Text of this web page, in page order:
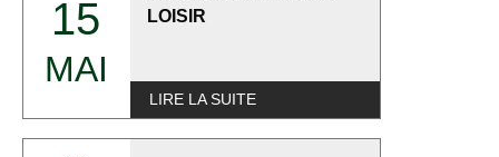
15
MAI
LOISIR
LIRE LA SUITE